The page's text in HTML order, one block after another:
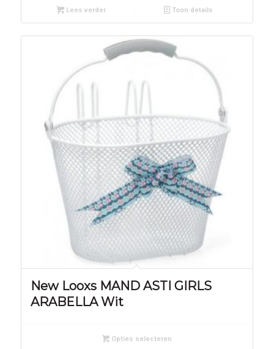
Lees verder Toon details
New Looxs MAND ASTI GIRLS
ARABELLA Wit
Opties selecteren